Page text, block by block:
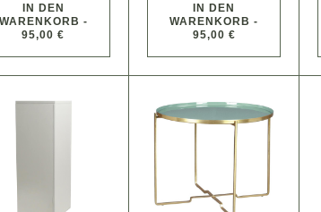
IN DEN
WARENKORB -
95,00 €
IN DEN
WARENKORB -
95,00 €